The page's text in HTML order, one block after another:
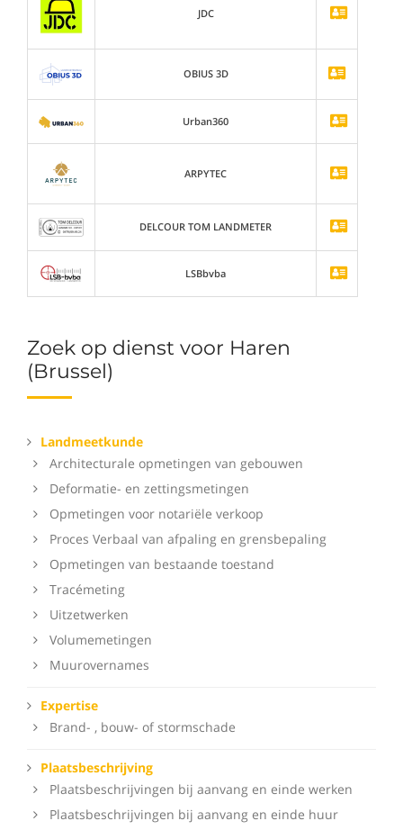
Zoek op dienst voor Haren
(Brussel)
Landmeetkunde
Architecturale opmetingen van gebouwen
Deformatie- en zettingsmetingen
Opmetingen voor notariële verkoop
Proces Verbaal van afpaling en grensbepaling
Opmetingen van bestaande toestand
Tracémeting
Uitzetwerken
Volumemetingen
Muurovernames
Expertise
Brand- , bouw- of stormschade
Plaatsbeschrijving
Plaatsbeschrijvingen bij aanvang en einde werken
Plaatsbeschrijvingen bij aanvang en einde huur
JDC
OBIUS 3D
Urban360
ARPYTEC
DELCOUR TOM LANDMETER
LSBbvba